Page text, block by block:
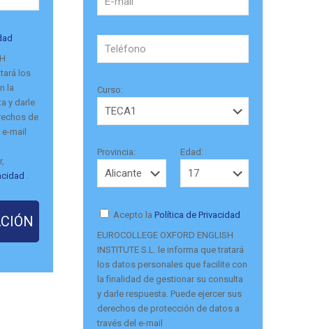
los
la
y darle
de
mail
.
Curso:
Provincia: Edad:
Acepto la Política de Privacidad
EUROCOLLEGE OXFORD ENGLISH
INSTITUTE S.L. le informa que tratará
los datos personales que facilite con
la finalidad de gestionar su consulta
y darle respuesta. Puede ejercer sus
derechos de protección de datos a
través del e-mail